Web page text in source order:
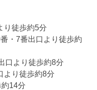
り徒歩約5分
・7番出口より徒歩約
口より徒歩約8分
より徒歩約8分
14分